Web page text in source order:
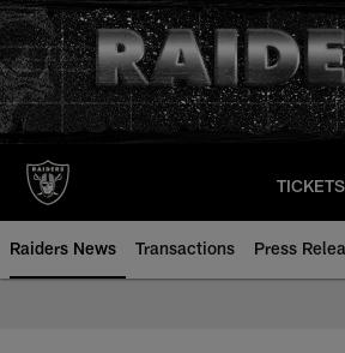
Skip
to
main
content
TICKETS
Raiders News Transactions Press